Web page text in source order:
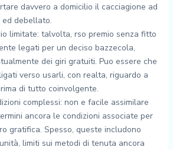
davvero a domicilio il cacciagione ad
ed debellato.
limitate: talvolta, rso premio senza fitto
legati per un deciso bazzecola,
dei giri gratuiti. Puo essere che
verso usarli, con realta, riguardo a
di tutto coinvolgente.
complessi: non e facile assimilare
ancora le condizioni associate per
gratifica. Spesso, queste includono
limiti sui metodi di tenuta ancora